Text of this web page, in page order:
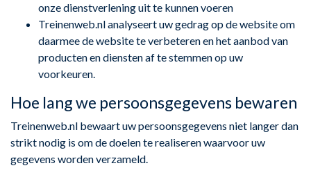
onze dienstverlening uit te kunnen voeren
Treinenweb.nl analyseert uw gedrag op de website om
daarmee de website te verbeteren en het aanbod van
producten en diensten af te stemmen op uw
voorkeuren.
Hoe lang we persoonsgegevens bewaren
Treinenweb.nl bewaart uw persoonsgegevens niet langer dan
strikt nodig is om de doelen te realiseren waarvoor uw
gegevens worden verzameld.